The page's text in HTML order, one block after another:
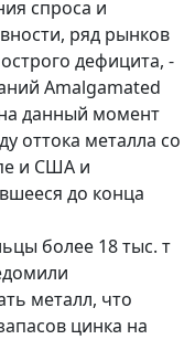
спроса и
ряд рынков
дефицита, -
Amalgamated
данный момент
оттока металла со
и США и
до конца
более 18 тыс. т
металл, что
цинка на